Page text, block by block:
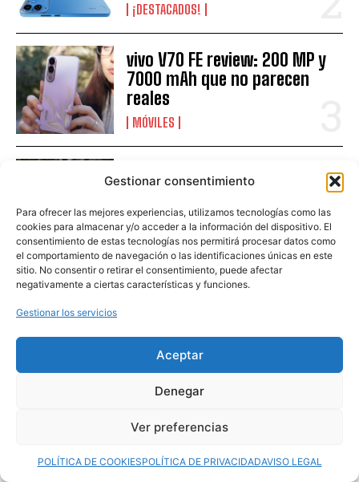
Gestionar consentimiento
Para ofrecer las mejores experiencias, utilizamos tecnologías como las
cookies para almacenar y/o acceder a la información del dispositivo. El
consentimiento de estas tecnologías nos permitirá procesar datos como
el comportamiento de navegación o las identificaciones únicas en este
sitio. No consentir o retirar el consentimiento, puede afectar
negativamente a ciertas características y funciones.
Gestionar los servicios
Aceptar
Denegar
Ver preferencias
POLÍTICA DE COOKIESPOLÍTICA DE PRIVACIDADAVISO LEGAL
¡DESTACADOS!
vivo V70 FE review: 200 MP y
7000 mAh que no parecen
reales
MÓVILES
HONOR Magic8 Lite: análisis
real del móvil con 7.500 mAh
de batería
NOTICIAS
ECOVACS presenta en España
jardín… y hasta las ventanas,
sin mover un dedo